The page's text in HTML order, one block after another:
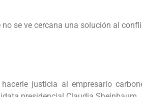
se ve cercana una solución al
justicia al empresario